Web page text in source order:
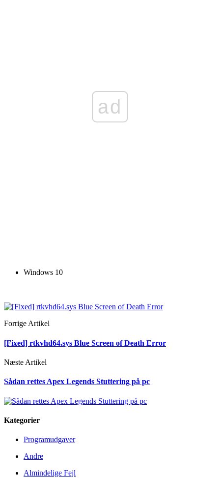
ad
Windows 10
Forrige Artikel
[Fixed] rtkvhd64.sys Blue Screen of Death Error
Næste Artikel
Sådan rettes Apex Legends Stuttering på pc
Kategorier
Programudgaver
Andre
Almindelige Fejl